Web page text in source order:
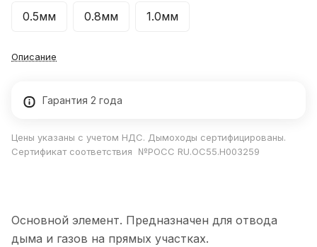
0.5мм 0.8мм 1.0мм
Описание
Гарантия 2 года
Цены указаны с учетом НДС. Дымоходы сертифицированы.
Сертификат соответствия №РОСС RU.ОС55.Н003259
Основной элемент. Предназначен для отвода
дыма и газов на прямых участках.